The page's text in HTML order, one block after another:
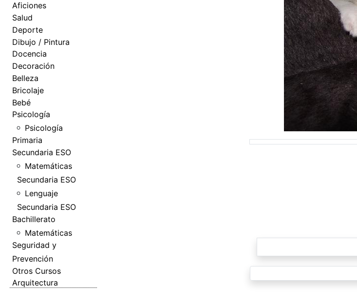
Aficiones
Salud
Deporte
Dibujo / Pintura
Docencia
Decoración
Belleza
Bricolaje
Bebé
Psicología
Psicología
Primaria
Secundaria ESO
Matemáticas
Secundaria ESO
Lenguaje
Secundaria ESO
Bachillerato
Matemáticas
Seguridad y
Prevención
Otros Cursos
Arquitectura